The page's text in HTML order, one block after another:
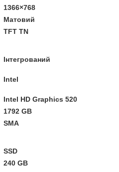
1366×768
Матовий
TFT TN
Інтегрований
Intel
Intel HD Graphics 520
1792 GB
SMA
SSD
240 GB